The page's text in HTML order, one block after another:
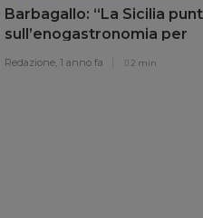
Barbagallo: “La Sicilia
sull’enogastronomia per
Redazione, 1 anno fa 2 min